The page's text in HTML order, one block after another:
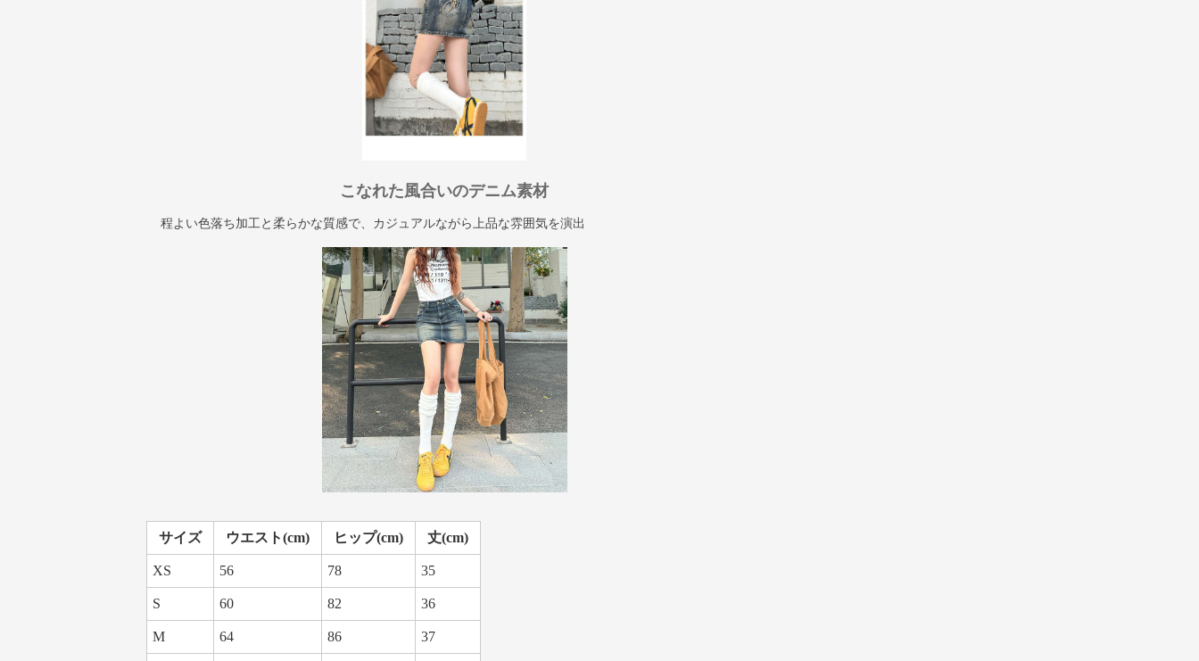
こなれた風合いのデニム素材
程よい色落ち加工と柔らかな質感で、カジュアルながら上品な雰囲気を演出
サイズ ウエスト(cm) ヒップ(cm) 丈(cm)
XS 56 78 35
S 60 82 36
M 64 86 37